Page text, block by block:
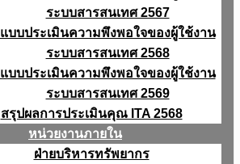
ระบบสารสนเทศ 2567
แบบประเมินความพึงพอใจของผู้ใช้งาน
ระบบสารสนเทศ 2568
แบบประเมินความพึงพอใจของผู้ใช้งาน
ระบบสารสนเทศ 2569
สรุปผลการประเมินคุณ ITA 2568
หน่วยงานภายใน
ฝ่ายบริหารทรัพยากร